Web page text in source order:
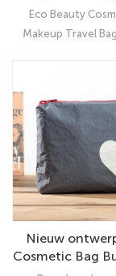
uptassen
Eco Beauty
Makeup Travel
gezichtsreiniger,
bodylotion,
elektronische
laptoplader, kabels,
luidspreker, power
Nieuw
Cosmetic Bag